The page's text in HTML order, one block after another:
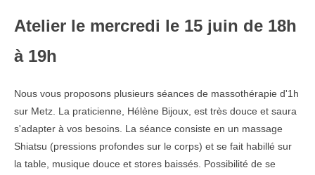
Atelier le mercredi le 15 juin de 18h
à 19h
Nous vous proposons plusieurs séances de massothérapie d'1h
sur Metz. La praticienne, Hélène Bijoux, est très douce et saura
s'adapter à vos besoins. La séance consiste en un massage
Shiatsu (pressions profondes sur le corps) et se fait habillé sur
la table, musique douce et stores baissés. Possibilité de se